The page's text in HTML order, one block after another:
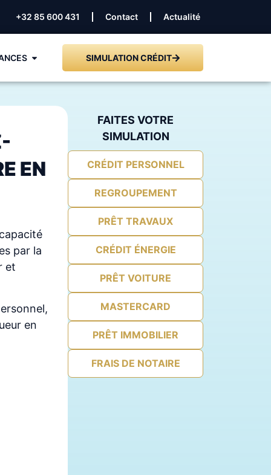
+32 85 600 431 Contact Actualité
SIMULATION CRÉDIT
EN
par la
et
en
FAITES VOTRE
SIMULATION
CRÉDIT PERSONNEL
REGROUPEMENT
PRÊT TRAVAUX
CRÉDIT ÉNERGIE
PRÊT VOITURE
MASTERCARD
PRÊT IMMOBILIER
FRAIS DE NOTAIRE